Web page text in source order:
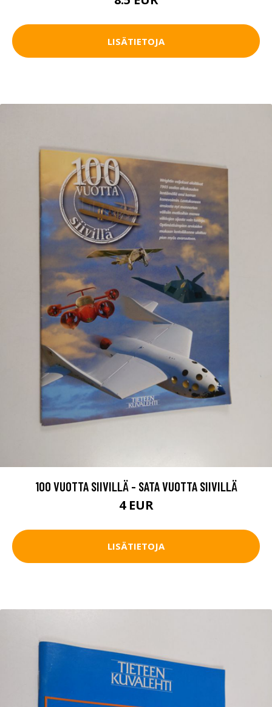
LISÄTIETOJA
100 VUOTTA SIIVILLÄ - SATA VUOTTA SIIVILLÄ
4 EUR
LISÄTIETOJA